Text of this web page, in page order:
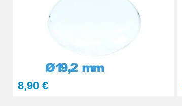
8,90 €